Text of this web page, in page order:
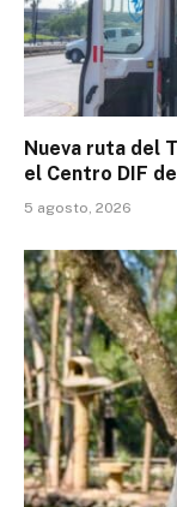
Nueva ruta del
el Centro DIF
5 agosto, 2026